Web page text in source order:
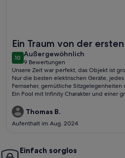
Ein Traum von der
1010 von 10
Außergewöhnlich
außergewöhnlich
9 Bewertungen
(9
bewertungen)
Unsere Zeit war perfekt, das Objekt ist
Nur die besten elektrischen Geräte,
Fernseher, gemütliche Sitzgelegenheiten
Ein Pool mit Infinity Charakter und einer
Betreuung vor Ort war 5 Sterne. Egal was
wissen wollten, wir bekamen sofort eine
empfehlen dieses Objekt
Thomas B.
Aufenthalt im Aug. 2024
Einfach sorglos